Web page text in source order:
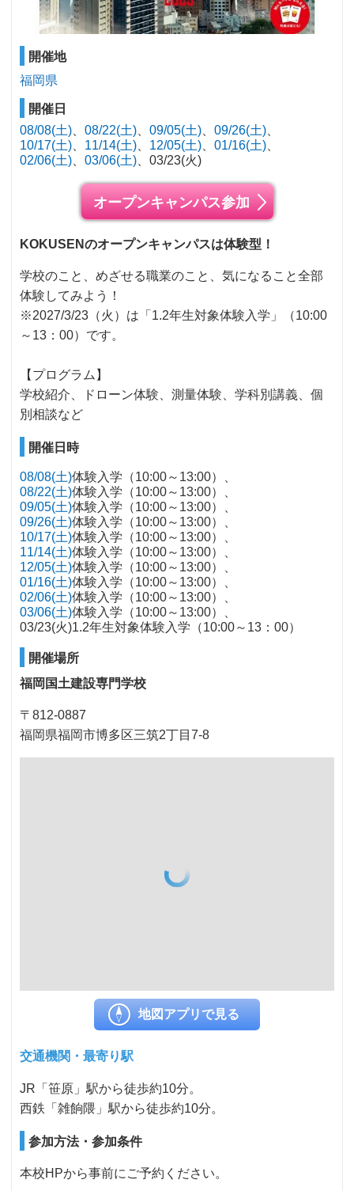
開催地
福岡県
開催日
08/08(土)
08/22(土) 09/05(土)
09/26(土)
10/17(土)
11/14(土) 12/05(土)
01/16(土)
02/06(土)
03/06(土) 03/23(火)
オープンキャンパス参加
KOKUSENのオープンキャンパスは体験型！
学校のこと、めざせる職業のこと、気になること全部
体験してみよう！
※2027/3/23（火）は「1.2年生対象体験入学」（10:00
～13：00）です。
【プログラム】
学校紹介、ドローン体験、測量体験、学科別講義、個
別相談など
開催日時
08/08(土)体験入学（10:00～13:00）
08/22(土)体験入学（10:00～13:00）
09/05(土)体験入学（10:00～13:00）
09/26(土)体験入学（10:00～13:00）
10/17(土)体験入学（10:00～13:00）
11/14(土)体験入学（10:00～13:00）
12/05(土)体験入学（10:00～13:00）
01/16(土)体験入学（10:00～13:00）
02/06(土)体験入学（10:00～13:00）
03/06(土)体験入学（10:00～13:00）
03/23(火)1.2年生対象体験入学（10:00～13：00）
開催場所
福岡国土建設専門学校
〒812-0887
福岡県福岡市博多区三筑2丁目7-8
地図アプリで見る
交通機関・最寄り駅
JR「笹原」駅から徒歩約10分。
西鉄「雑餉隈」駅から徒歩約10分。
参加方法・参加条件
本校HPから事前にご予約ください。